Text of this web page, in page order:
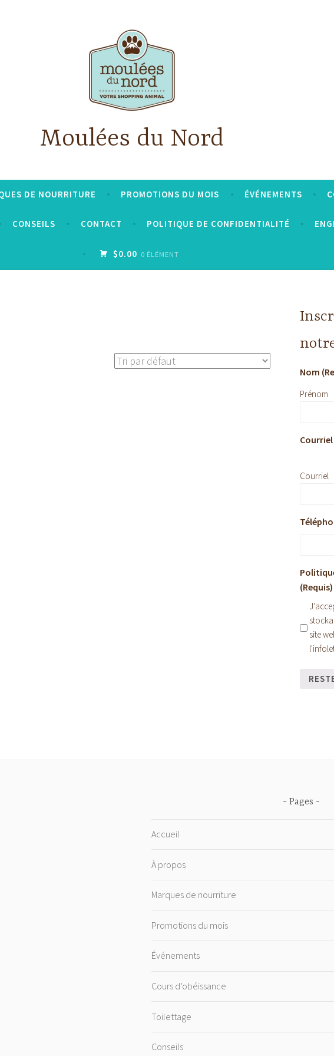
Moulées du Nord
DE NOURRITURE PROMOTIONS DU MOIS ÉVÉNEMENTS
CONSEILS CONTACT POLITIQUE DE CONFIDENTIALITÉ
$0.00 0 ÉLÉMENT
Nom
Prénom
Courriel
Courriel
(Requis)
site
Pages
Accueil
À propos
Marques de nourriture
Promotions du mois
Événements
Cours d’obéissance
Toilettage
Conseils